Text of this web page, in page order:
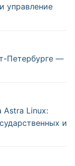
управление
Петербурге —
Astra Linux:
и